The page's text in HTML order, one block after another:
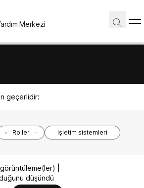
Merkezi
geçerlidir:
Roller İşletim sistemleri
|
düşündü